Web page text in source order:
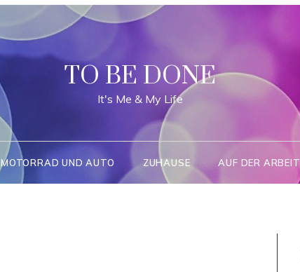
TO BE DONE
It's Me & My Life
MOTORRAD UND AUTO ZUHAUSE AUF DER ARBEIT